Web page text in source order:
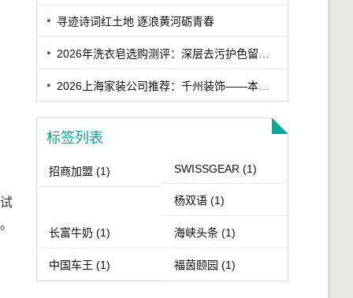
寻迹诗词红土地 逐浪黄河砺青春
2026年洗衣皂选购测评：深层去污护色留香洗衣皂实测，适合家用的高口碑洗衣皂推荐
2026上海家装公司推荐：千州装饰——本土老牌高性价比与高口碑装企
标签列表
招商加盟 (1) SWISSGEAR (1)
杨双语 (1)
长富牛奶 (1) 海峡头条 (1)
中国车王 (1) 福茵颐园 (1)